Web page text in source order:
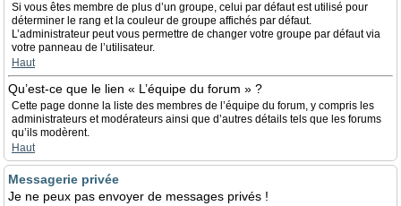
Si vous êtes membre de plus d’un groupe, celui par défaut est utilisé pour
déterminer le rang et la couleur de groupe affichés par défaut.
L’administrateur peut vous permettre de changer votre groupe par défaut via
votre panneau de l’utilisateur.
Haut
Qu’est-ce que le lien « L’équipe du forum » ?
Cette page donne la liste des membres de l’équipe du forum, y compris les
administrateurs et modérateurs ainsi que d’autres détails tels que les forums
qu’ils modèrent.
Haut
Messagerie privée
Je ne peux pas envoyer de messages privés !